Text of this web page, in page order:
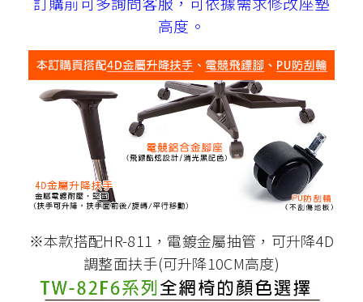
高度。
※本款搭配HR-811，電鍍金屬抽管，可升降4D
調整面扶手(可升降10CM高度)